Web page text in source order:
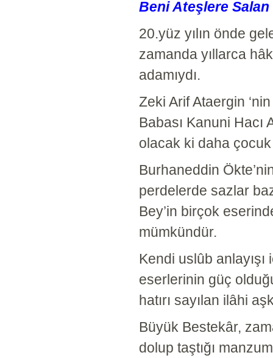
Beni Ateşlere
20.yüz yılın önde
zamanda yıllarca
adamıydı.
Zeki Arif Ataergin
Babası Kanuni Hacı
olacak ki daha
Burhaneddin
perdelerde sazlar
Bey’in birçok
mümkündür.
Kendi uslûb
eserlerinin güç
hatırı sayılan ilâhi
Büyük Bestekâr,
dolup taştığı